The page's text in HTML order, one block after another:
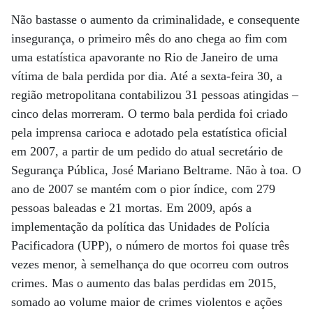
Não bastasse o aumento da criminalidade, e consequente
insegurança, o primeiro mês do ano chega ao fim com
uma estatística apavorante no Rio de Janeiro de uma
vítima de bala perdida por dia. Até a sexta-feira 30, a
região metropolitana contabilizou 31 pessoas atingidas –
cinco delas morreram. O termo bala perdida foi criado
pela imprensa carioca e adotado pela estatística oficial
em 2007, a partir de um pedido do atual secretário de
Segurança Pública, José Mariano Beltrame. Não à toa. O
ano de 2007 se mantém com o pior índice, com 279
pessoas baleadas e 21 mortas. Em 2009, após a
implementação da política das Unidades de Polícia
Pacificadora (UPP), o número de mortos foi quase três
vezes menor, à semelhança do que ocorreu com outros
crimes. Mas o aumento das balas perdidas em 2015,
somado ao volume maior de crimes violentos e ações